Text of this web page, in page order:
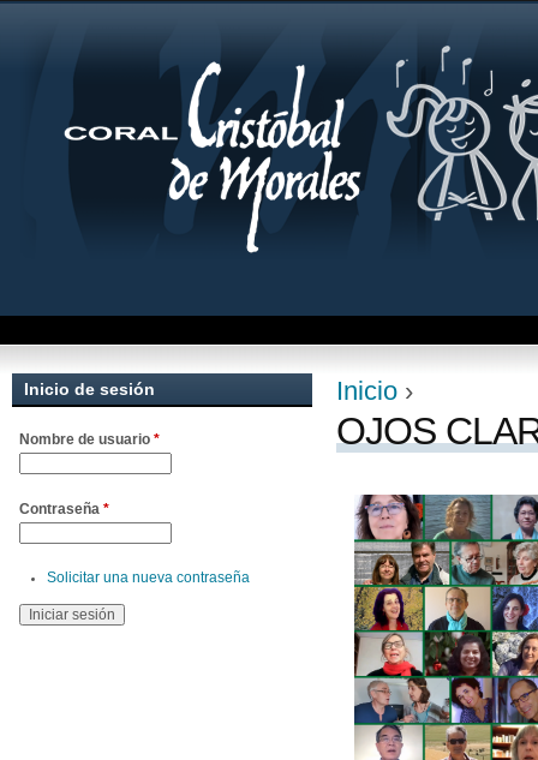
Se encuentra
Inicio ›
OJOS
Inicio de sesión
Nombre de usuario *
Contraseña *
Solicitar una nueva contraseña